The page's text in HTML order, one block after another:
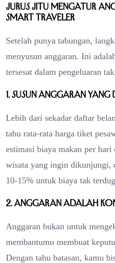
Jurus Jitu Mengatur
Smart Traveler
Setelah punya tabungan,
menyusun anggaran. Ini
tersesat dalam pengeluaran
1. Susun anggaran
Lebih dari sekadar daftar
tahu rata-rata harga tiket
estimasi biaya makan per
wisata yang ingin dikunjungi,
10-15% untuk biaya tak
2. Anggaran adalah
Anggaran bukan untuk
membantumu membuat
Dengan tahu batasan, kamu